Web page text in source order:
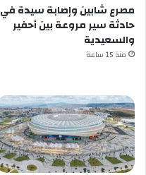
مصرع شابين وإصابة سيدة في
حادثة سير مروعة بين أحفير
والسعيدية
منذ 15 ساعة